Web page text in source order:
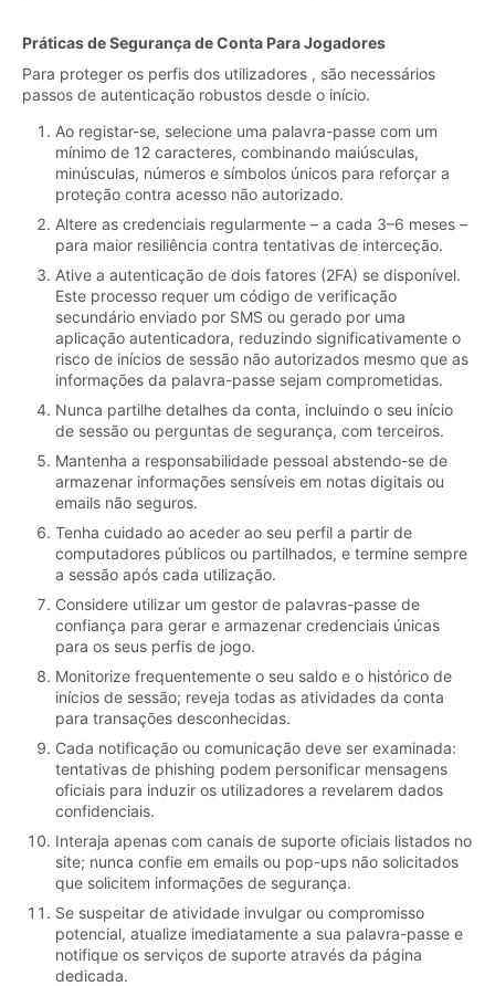
Práticas de Segurança de Conta Para Jogadores
Para proteger os perfis dos utilizadores , são necessários
passos de autenticação robustos desde o início.
Ao registar-se, selecione uma palavra-passe com um
mínimo de 12 caracteres, combinando maiúsculas,
minúsculas, números e símbolos únicos para reforçar a
proteção contra acesso não autorizado.
Altere as credenciais regularmente – a cada 3–6 meses –
para maior resiliência contra tentativas de interceção.
Ative a autenticação de dois fatores (2FA) se disponível.
Este processo requer um código de verificação
secundário enviado por SMS ou gerado por uma
aplicação autenticadora, reduzindo significativamente o
risco de inícios de sessão não autorizados mesmo que as
informações da palavra-passe sejam comprometidas.
Nunca partilhe detalhes da conta, incluindo o seu início
de sessão ou perguntas de segurança, com terceiros.
Mantenha a responsabilidade pessoal abstendo-se de
armazenar informações sensíveis em notas digitais ou
emails não seguros.
Tenha cuidado ao aceder ao seu perfil a partir de
computadores públicos ou partilhados, e termine sempre
a sessão após cada utilização.
Considere utilizar um gestor de palavras-passe de
confiança para gerar e armazenar credenciais únicas
para os seus perfis de jogo.
Monitorize frequentemente o seu saldo e o histórico de
inícios de sessão; reveja todas as atividades da conta
para transações desconhecidas.
Cada notificação ou comunicação deve ser examinada:
tentativas de phishing podem personificar mensagens
oficiais para induzir os utilizadores a revelarem dados
confidenciais.
Interaja apenas com canais de suporte oficiais listados no
site; nunca confie em emails ou pop-ups não solicitados
que solicitem informações de segurança.
Se suspeitar de atividade invulgar ou compromisso
potencial, atualize imediatamente a sua palavra-passe e
notifique os serviços de suporte através da página
dedicada.